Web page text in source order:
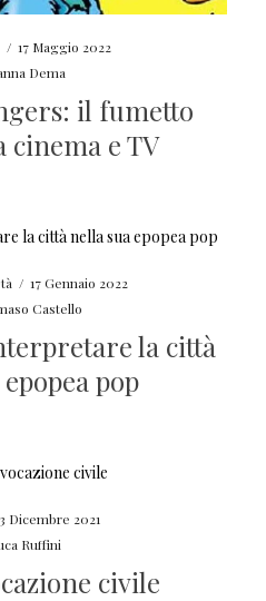
/ 17 Maggio 2022
Dema
il fumetto
e TV
/ 17 Gennaio 2022
Castello
la città
pop
Dicembre 2021
Ruffini
civile